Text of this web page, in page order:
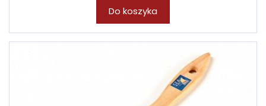
Do koszyka